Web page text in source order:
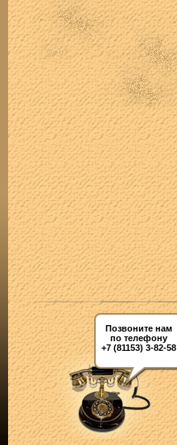
Позвоните нам
по телефону
+7 (81153) 3-82-58